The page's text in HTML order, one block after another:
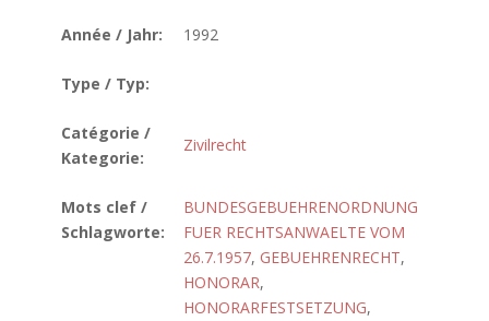
Année / Jahr: 1992
Type / Typ:
Catégorie /
Kategorie:
Zivilrecht
Mots clef /
Schlagworte:
BUNDESGEBUEHRENORDNUNG
FUER RECHTSANWAELTE VOM
26.7.1957, GEBUEHRENRECHT,
HONORAR,
HONORARFESTSETZUNG,